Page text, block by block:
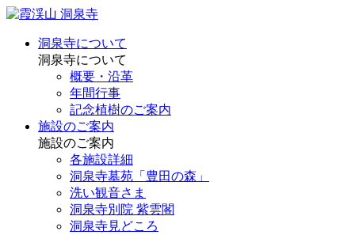
洞泉寺について
洞泉寺について
概要・沿革
年間行事
記念植樹のご案内
施設のご案内
施設のご案内
各施設詳細
洞泉寺墓苑「豊田の森」
洗い観音さま
洞泉寺別院 紫雲閣
洞泉寺見どころ